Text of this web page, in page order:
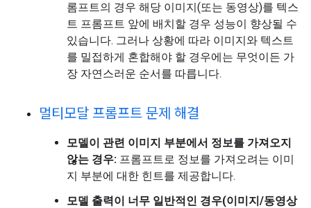
롬프트의 경우 해당 이미지(또는 동영상)를 텍스
트 프롬프트 앞에 배치할 경우 성능이 향상될 수
있습니다. 그러나 상황에 따라 이미지와 텍스트
를 밀접하게 혼합해야 할 경우에는 무엇이든 가
장 자연스러운 순서를 따릅니다.
멀티모달 프롬프트 문제 해결
모델이 관련 이미지 부분에서 정보를 가져오지
않는 경우: 프롬프트로 정보를 가져오려는 이미
지 부분에 대한 힌트를 제공합니다.
모델 출력이 너무 일반적인 경우(이미지/동영상